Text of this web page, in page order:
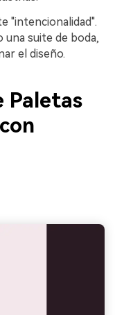
"intencionalidad".
una suite de boda,
el diseño.
Paletas